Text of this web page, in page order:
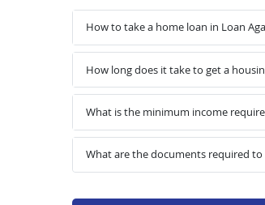
How to take a home loan in Loan
How long does it take to get a
What is the minimum income
What are the documents required